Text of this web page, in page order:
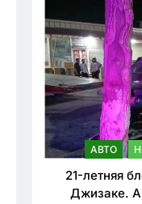
АВТО
21-летняя
Джизаке.